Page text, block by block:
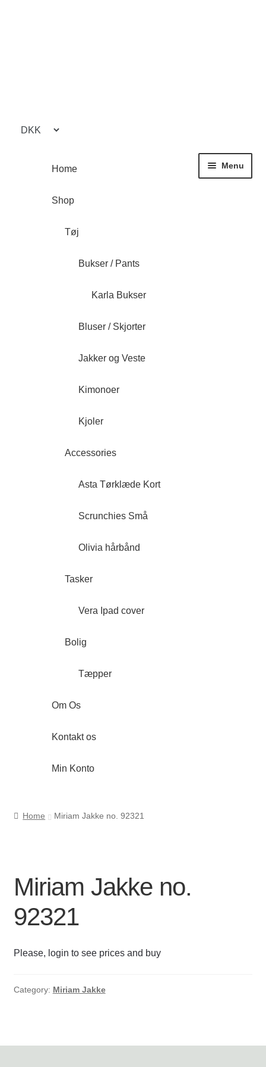
Menu
Home
Shop
Tøj
Bukser / Pants
Karla Bukser
Bluser / Skjorter
Jakker og Veste
Kimonoer
Kjoler
Accessories
Asta Tørklæde Kort
Scrunchies Små
Olivia hårbånd
Tasker
Vera Ipad cover
Bolig
Tæpper
Om Os
Kontakt os
Min Konto
Kontakt os
Kurv
Min Konto
Om byLi
Home Miriam Jakke no. 92321
Miriam Jakke no.
92321
Please, login to see prices and buy
Category: Miriam Jakke